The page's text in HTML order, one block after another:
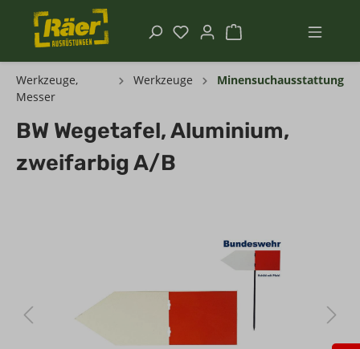
Werkzeuge,
Messer
Werkzeuge Minensuchausstattung
BW Wegetafel, Aluminium,
zweifarbig A/B